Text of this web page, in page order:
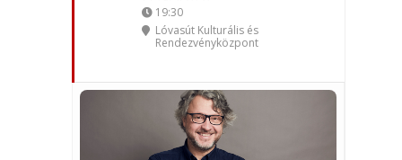
19:30
Lóvasút Kulturális és
Rendezvényközpont